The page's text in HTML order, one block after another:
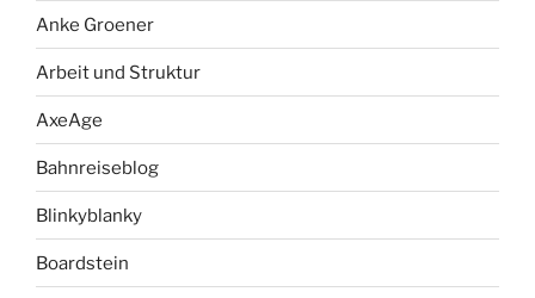
Anke Groener
Arbeit und Struktur
AxeAge
Bahnreiseblog
Blinkyblanky
Boardstein